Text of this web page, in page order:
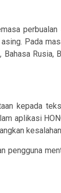
Pada
Rusia,
kepada
aplikasi
pengguna